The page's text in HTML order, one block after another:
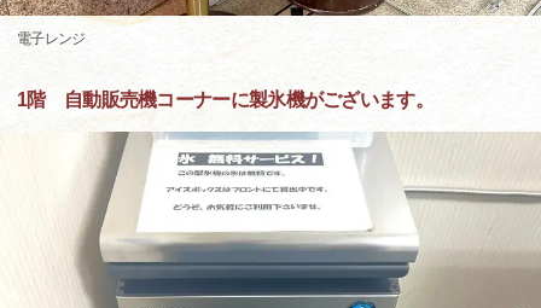
電子レンジ
1階 自動販売機コーナーに製氷機がございます。